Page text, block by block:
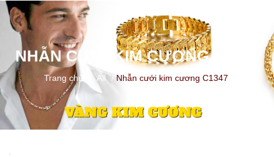
NHẪN CƯỚI KIM CƯƠNG C1347
Trang chủ All / Nhẫn cưới kim cương C1347